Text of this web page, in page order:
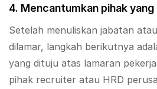
4. Mencantumkan pihak
Setelah menuliskan jabatan
dilamar, langkah berikutnya
yang dituju atas lamaran
pihak recruiter atau HRD